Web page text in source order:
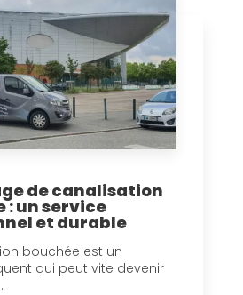
de canalisation
: un service
et durable
bouchée est un
qui peut vite devenir